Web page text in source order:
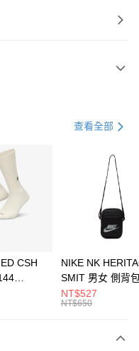
21家銀行
一商業銀行
化商業銀行
查看全部
CSH
短統襪
NIKE NK
SMIT 男女 側背
BA5871010
NT$527
NT$650